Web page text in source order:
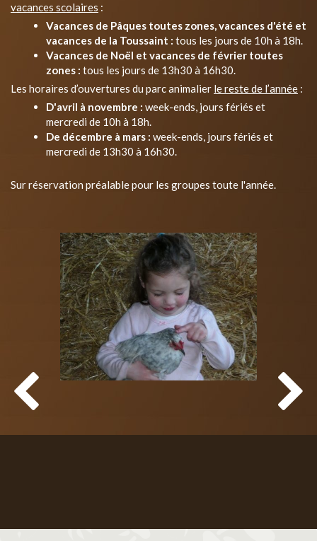
vacances scolaires :
Vacances de Pâques toutes zones, vacances d'été et
vacances de la Toussaint : tous les jours de 10h à 18h.
Vacances de Noël et vacances de février toutes
zones : tous les jours de 13h30 à 16h30.
Les horaires d’ouvertures du parc animalier le reste de l’année :
D'avril à novembre : week-ends, jours fériés et
mercredi de 10h à 18h.
De décembre à mars : week-ends, jours fériés et
mercredi de 13h30 à 16h30.
Sur réservation préalable pour les groupes toute l'année.